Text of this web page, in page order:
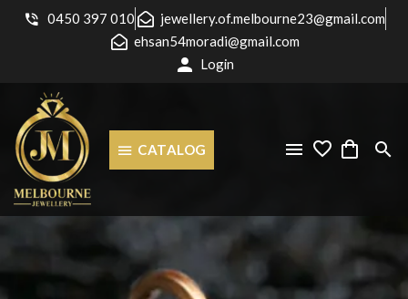
0450 397 010
jewellery.of.melbourne23@gmail.com
ehsan54moradi@gmail.com
Login
CATALOG